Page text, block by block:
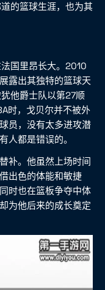
的篮球生涯，也为其
国里昂长大。2010
露出其独特的篮球天
他爵士队以第27顺
时，戈贝尔并不被外
员，没有太多进攻潜
人都是错误的。
补。他虽然上场时间
出色的体能和敏捷
时也在篮板争夺中体
为他后来的成长奠定